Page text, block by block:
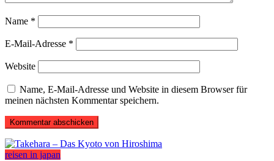
Name *
E-Mail-Adresse *
Website
Name, E-Mail-Adresse und Website in diesem Browser für
meinen nächsten Kommentar speichern.
reisen in japan